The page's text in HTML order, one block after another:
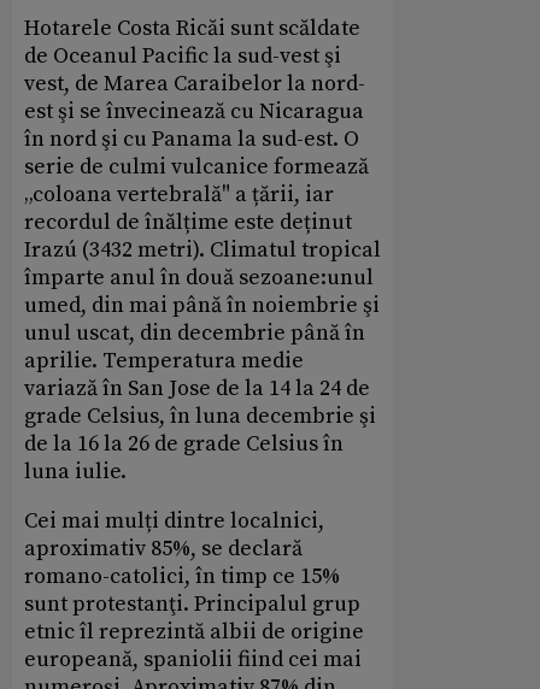
Hotarele Costa Ricăi sunt scăldate
de Oceanul Pacific la sud-vest şi
vest, de Marea Caraibelor la nord-
est şi se învecinează cu Nicaragua
în nord şi cu Panama la sud-est. O
serie de culmi vulcanice formează
„coloana vertebrală" a țării, iar
recordul de înălțime este deținut
Irazú (3432 metri). Climatul tropical
împarte anul în două sezoane:unul
umed, din mai până în noiembrie şi
unul uscat, din decembrie până în
aprilie. Temperatura medie
variază în San Jose de la 14 la 24 de
grade Celsius, în luna decembrie şi
de la 16 la 26 de grade Celsius în
luna iulie.
Cei mai mulți dintre localnici,
aproximativ 85%, se declară
romano-catolici, în timp ce 15%
sunt protestanţi. Principalul grup
etnic îl reprezintă albii de origine
europeană, spaniolii fiind cei mai